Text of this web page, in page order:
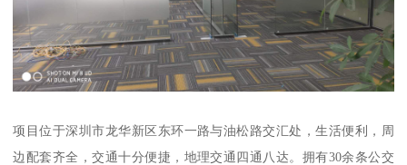
项目位于深圳市龙华新区东环一路与油松路交汇处，生活便利，周
边配套齐全，交通十分便捷，地理交通四通八达。拥有30余条公交